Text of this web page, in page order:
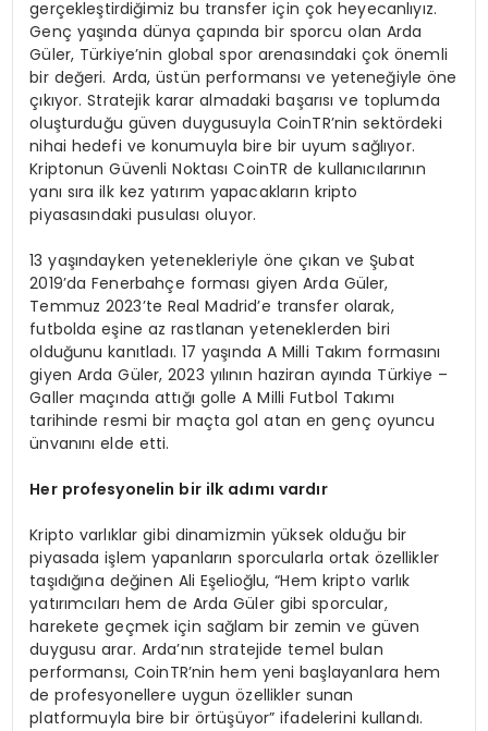
gerçekleştirdiğimiz bu transfer için çok heyecanlıyız.
Genç yaşında dünya çapında bir sporcu olan Arda
Güler, Türkiye’nin global spor arenasındaki çok önemli
bir değeri. Arda, üstün performansı ve yeteneğiyle öne
çıkıyor. Stratejik karar almadaki başarısı ve toplumda
oluşturduğu güven duygusuyla CoinTR’nin sektördeki
nihai hedefi ve konumuyla bire bir uyum sağlıyor.
Kriptonun Güvenli Noktası CoinTR de kullanıcılarının
yanı sıra ilk kez yatırım yapacakların kripto
piyasasındaki pusulası oluyor.
13 yaşındayken yetenekleriyle öne çıkan ve Şubat
2019’da Fenerbahçe forması giyen Arda Güler,
Temmuz 2023’te Real Madrid’e transfer olarak,
futbolda eşine az rastlanan yeteneklerden biri
olduğunu kanıtladı. 17 yaşında A Milli Takım formasını
giyen Arda Güler, 2023 yılının haziran ayında Türkiye –
Galler maçında attığı golle A Milli Futbol Takımı
tarihinde resmi bir maçta gol atan en genç oyuncu
ünvanını elde etti.
Her profesyonelin bir ilk adımı vardır
Kripto varlıklar gibi dinamizmin yüksek olduğu bir
piyasada işlem yapanların sporcularla ortak özellikler
taşıdığına değinen Ali Eşelioğlu, “Hem kripto varlık
yatırımcıları hem de Arda Güler gibi sporcular,
harekete geçmek için sağlam bir zemin ve güven
duygusu arar. Arda’nın stratejide temel bulan
performansı, CoinTR’nin hem yeni başlayanlara hem
de profesyonellere uygun özellikler sunan
platformuyla bire bir örtüşüyor” ifadelerini kullandı.